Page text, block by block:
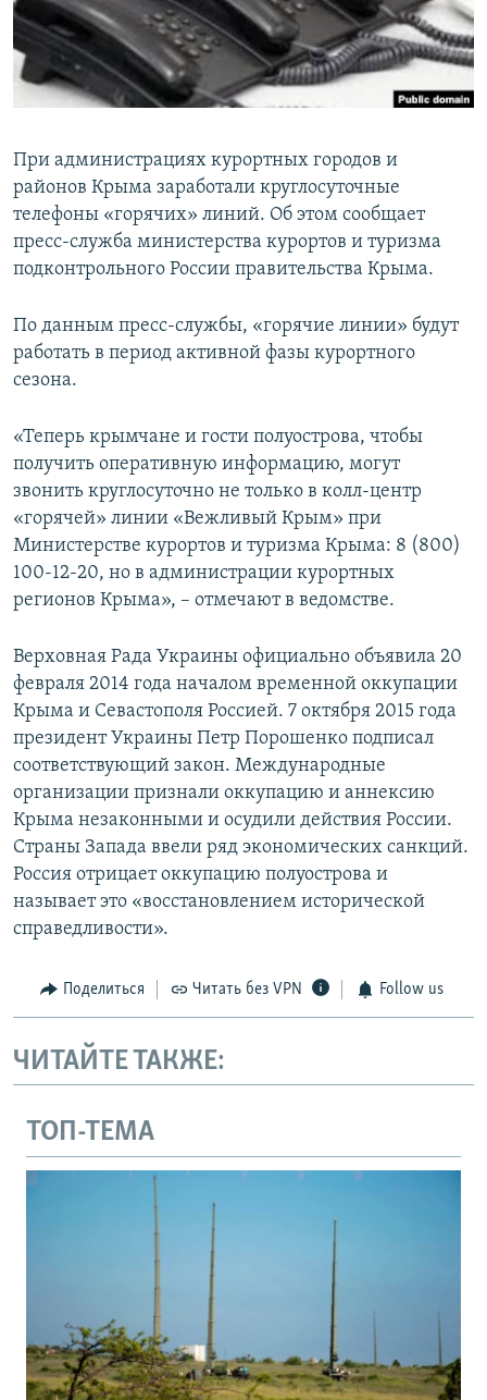
ПОБЕДИТЕЛЕЙ НЕ СУДЯТ?
КРЫМ.НЕПОКОРЕННЫЙ
ELIFBE
ПРИСОЕДИНЯЙТЕСЬ!
Все сайты RFE/RL
При администрациях курортных городов и
районов Крыма заработали круглосуточные
телефоны «горячих» линий. Об этом сообщает
пресс-служба министерства курортов и туризма
подконтрольного России правительства Крыма.
По данным пресс-службы, «горячие линии» будут
работать в период активной фазы курортного
сезона.
«Теперь крымчане и гости полуострова, чтобы
получить оперативную информацию, могут
звонить круглосуточно не только в колл-центр
«горячей» линии «Вежливый Крым» при
Министерстве курортов и туризма Крыма: 8 (800)
100-12-20, но в администрации курортных
регионов Крыма», – отмечают в ведомстве.
Верховная Рада Украины официально объявила 20
февраля 2014 года началом временной оккупации
Крыма и Севастополя Россией. 7 октября 2015 года
президент Украины Петр Порошенко подписал
соответствующий закон. Международные
организации признали оккупацию и аннексию
Крыма незаконными и осудили действия России.
Страны Запада ввели ряд экономических санкций.
Россия отрицает оккупацию полуострова и
называет это «восстановлением исторической
справедливости».
Поделиться Читать без VPN Follow us
ЧИТАЙТЕ ТАКЖЕ:
ТОП-ТЕМА